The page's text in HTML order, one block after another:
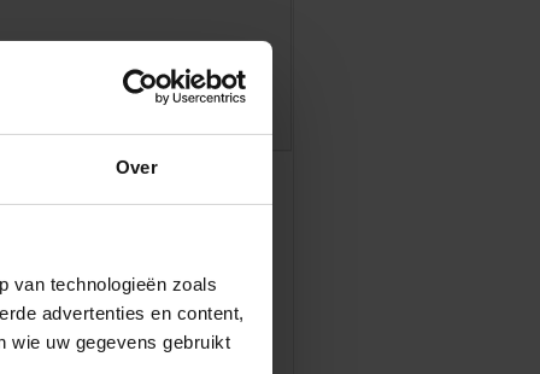
Over
van technologieën zoals
advertenties en content,
wie uw gegevens gebruikt